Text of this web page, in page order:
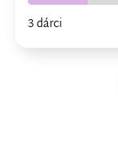
3 dárci